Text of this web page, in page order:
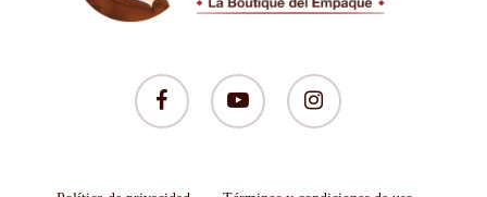
facebook youtube instagram